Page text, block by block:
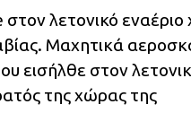
λετονικό
Μαχητικά
εισήλθε στον
της χώρας της